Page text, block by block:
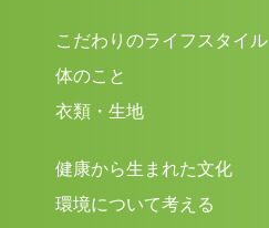
こだわりのライフスタイル
体のこと
衣類・生地
健康から生まれた文化
環境について考える